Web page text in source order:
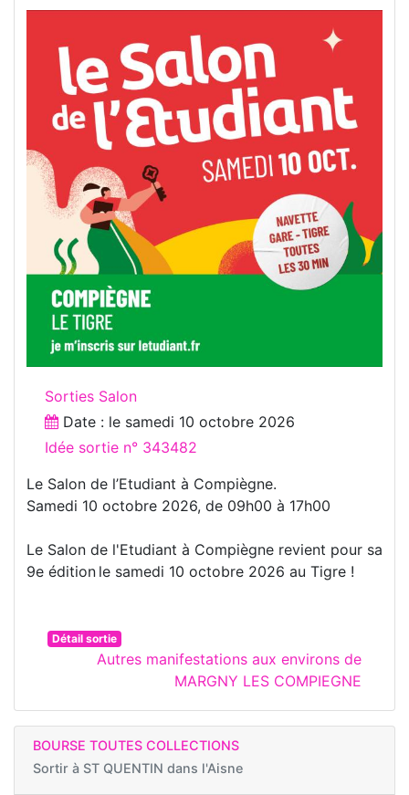
Sorties Salon
Date : le samedi 10 octobre 2026
Idée sortie n° 343482
Le Salon de l’Etudiant à Compiègne.
Samedi 10 octobre 2026, de 09h00 à 17h00
Le Salon de l'Etudiant à Compiègne revient pour sa
9e édition le samedi 10 octobre 2026 au Tigre !
Détail sortie
Autres manifestations aux environs de
MARGNY LES COMPIEGNE
BOURSE TOUTES COLLECTIONS
Sortir à ST QUENTIN dans l'Aisne